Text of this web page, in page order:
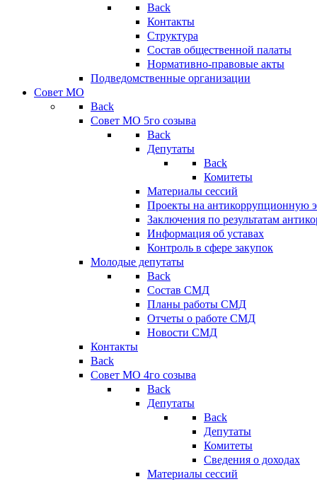
Back
Контакты
Структура
Состав общественной палаты
Нормативно-правовые акты
Подведомственные организации
Совет МО
Back
Совет МО 5го созыва
Back
Депутаты
Back
Комитеты
Материалы сессий
Проекты на антикоррупционную
Заключения по результатам
Информация об уставах
Контроль в сфере закупок
Молодые депутаты
Back
Состав СМД
Планы работы СМД
Отчеты о работе СМД
Новости СМД
Контакты
Back
Совет МО 4го созыва
Back
Депутаты
Back
Депутаты
Комитеты
Сведения о доходах
Материалы сессий